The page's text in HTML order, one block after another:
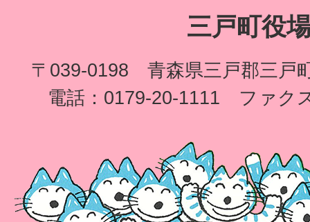
三戸町役
〒039-0198 青森県三戸郡三戸
電話：0179-20-1111 ファク